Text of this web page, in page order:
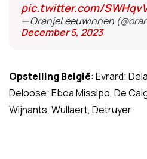
pic.twitter.com/
— OranjeLeeuwinnen
December 5, 2023
Opstelling België: Evrard;
Deloose; Eboa Missipo, De
Wijnants, Wullaert, Detruyer